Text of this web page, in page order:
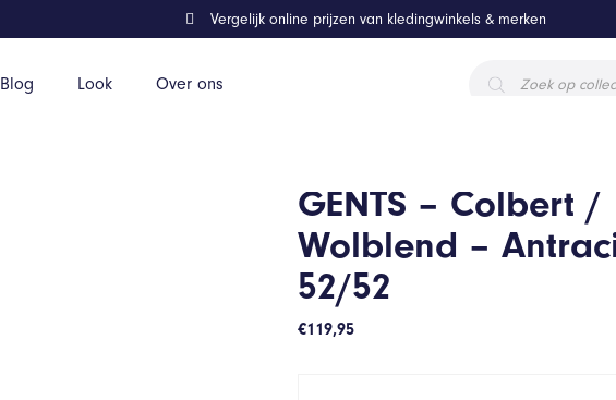
Blog Look Over ons
zoeken
Vergelijk online prijzen van kledingwinkels & merken
GENTS – Colbert
Wolblend –
52/52
€119,95